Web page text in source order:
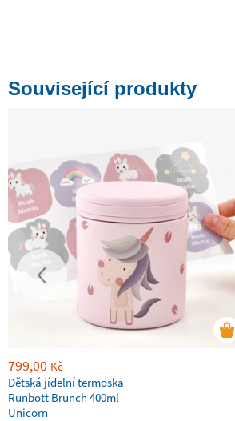
Související produkty
799,00 Kč
Dětská jídelní termoska
Runbott Brunch 400ml
Unicorn